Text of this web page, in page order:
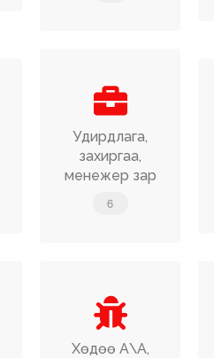
Удирдлага,
захиргаа,
менежер зар
6
Хөдөө А\А,